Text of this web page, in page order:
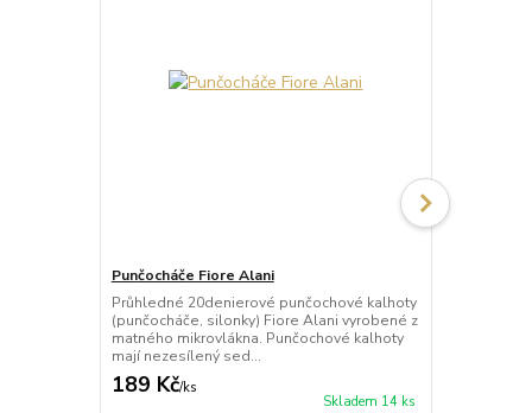
Punčocháče Fiore Alani
Průhledné 20denierové punčochové kalhoty
(punčocháče, silonky) Fiore Alani vyrobené z
matného mikrovlákna. Punčochové kalhoty
mají nezesílený sed...
189 Kč/ks
Skladem 14 ks